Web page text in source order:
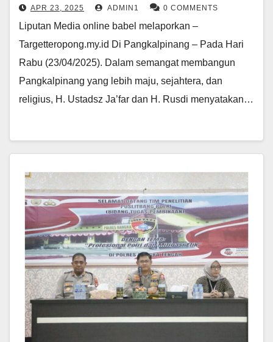
APR 23, 2025 ADMIN1 0 COMMENTS
Liputan Media online babel melaporkan –
Targetteropong.my.id Di Pangkalpinang – Pada Hari
Rabu (23/04/2025). Dalam semangat membangun
Pangkalpinang yang lebih maju, sejahtera, dan
religius, H. Ustadsz Ja’far dan H. Rusdi menyatakan…